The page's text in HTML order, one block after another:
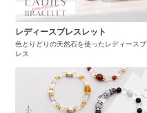
レディースブレスレット
色とりどりの天然石を使ったレディースブ
レス